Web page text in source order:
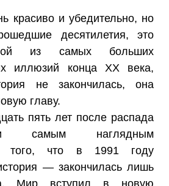
красиво и убедительно, но
десятилетия, это
из самых больших
иллюзий конца XX века,
не закончилась, она
главу.
пять лет после распада
самым наглядным
того, что в 1991 году
— закончилась лишь
Мир вступил в новую